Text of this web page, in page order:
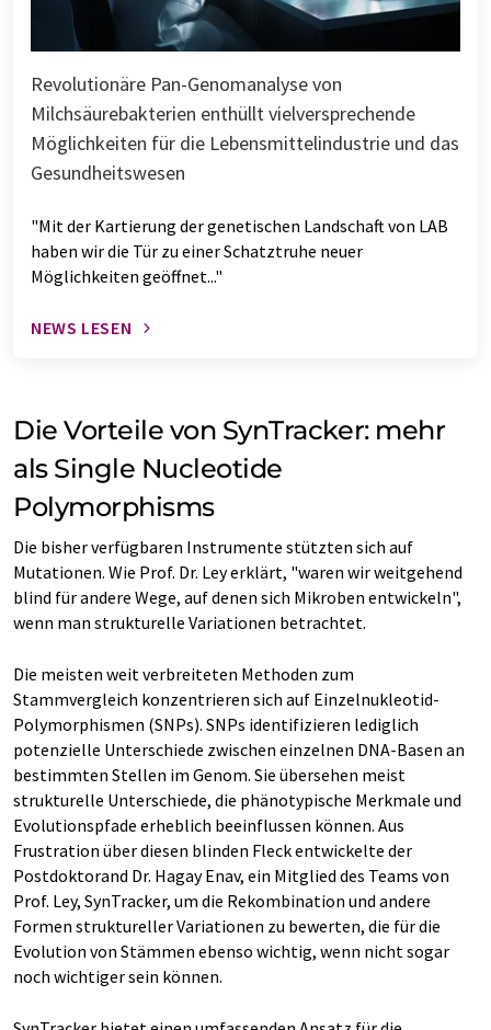
Revolutionäre Pan-Genomanalyse von
Milchsäurebakterien enthüllt vielversprechende
Möglichkeiten für die Lebensmittelindustrie und das
Gesundheitswesen
"Mit der Kartierung der genetischen Landschaft von LAB
haben wir die Tür zu einer Schatztruhe neuer
Möglichkeiten geöffnet..."
NEWS LESEN
Die Vorteile von SynTracker: mehr
als Single Nucleotide
Polymorphisms
Die bisher verfügbaren Instrumente stützten sich auf
Mutationen. Wie Prof. Dr. Ley erklärt, "waren wir weitgehend
blind für andere Wege, auf denen sich Mikroben entwickeln",
wenn man strukturelle Variationen betrachtet.
Die meisten weit verbreiteten Methoden zum
Stammvergleich konzentrieren sich auf Einzelnukleotid-
Polymorphismen (SNPs). SNPs identifizieren lediglich
potenzielle Unterschiede zwischen einzelnen DNA-Basen an
bestimmten Stellen im Genom. Sie übersehen meist
strukturelle Unterschiede, die phänotypische Merkmale und
Evolutionspfade erheblich beeinflussen können. Aus
Frustration über diesen blinden Fleck entwickelte der
Postdoktorand Dr. Hagay Enav, ein Mitglied des Teams von
Prof. Ley, SynTracker, um die Rekombination und andere
Formen struktureller Variationen zu bewerten, die für die
Evolution von Stämmen ebenso wichtig, wenn nicht sogar
noch wichtiger sein können.